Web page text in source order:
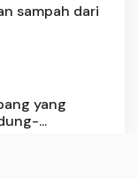
sampah dari
yang
...